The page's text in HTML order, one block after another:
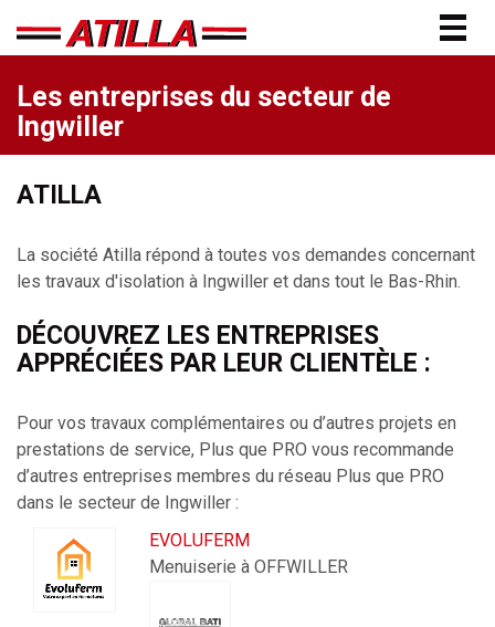
Les entreprises du secteur de
Ingwiller
ATILLA
La société Atilla répond à toutes vos demandes concernant
les travaux d'isolation à Ingwiller et dans tout le Bas-Rhin.
DÉCOUVREZ LES ENTREPRISES
APPRÉCIÉES PAR LEUR CLIENTÈLE :
Pour vos travaux complémentaires ou d’autres projets en
prestations de service, Plus que PRO vous recommande
d’autres entreprises membres du réseau Plus que PRO
dans le secteur de Ingwiller :
EVOLUFERM
Menuiserie à OFFWILLER